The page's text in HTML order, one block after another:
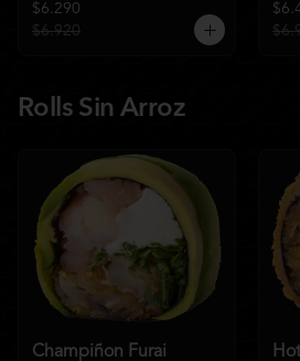
$6.290
$6.920
Rolls Sin Arroz
Champiñon Furai